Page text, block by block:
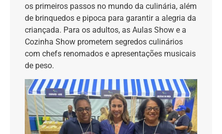
os primeiros passos no mundo da culinária, além
de brinquedos e pipoca para garantir a alegria da
criançada. Para os adultos, as Aulas Show e a
Cozinha Show prometem segredos culinários
com chefs renomados e apresentações musicais
de peso.